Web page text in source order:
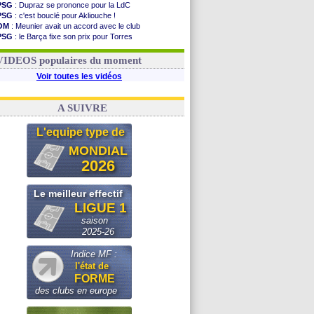
: Dupraz se prononce pour la LdC
: c'est bouclé pour Akliouche !
: Meunier avait un accord avec le club
: le Barça fixe son prix pour Torres
: Torres souhaite rejoindre le PSG !
populaires du moment
Voir toutes les vidéos
A SUIVRE
L'equipe type de
MONDIAL
2026
Le meilleur effectif
LIGUE 1
saison
2025-26
Indice MF :
l'état de
FORME
des clubs en europe